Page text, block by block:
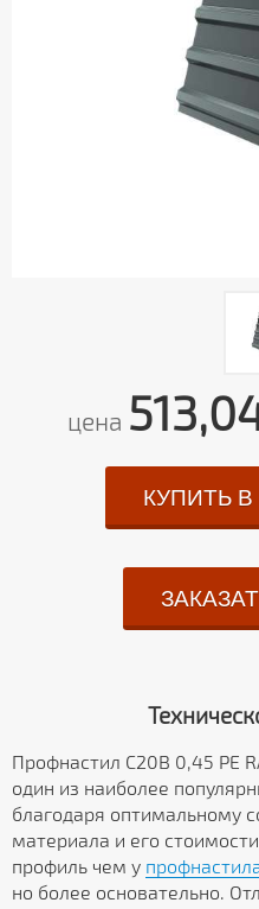
цена
КУПИТЬ
Профнастил С20В 0,45 PE
один из наиболее
благодаря оптимальному
материала и его
профиль чем у
но более основательно.